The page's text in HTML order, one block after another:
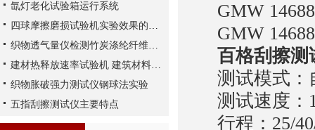
GMW
GMW
百格刮擦测
测试模式：
测试速度：
行程：25/
氙灯老化试验箱运行系统
四球摩擦磨损试验机实验效果的影响因素
织物透气量仪检测竹炭涤纶纤维织物透气性能解析
建材热释放速率试验机 建筑材料防火测试仪 锥形量热仪
织物胀破强力测试仪钢球法实验
五指刮擦测试仪主要特点